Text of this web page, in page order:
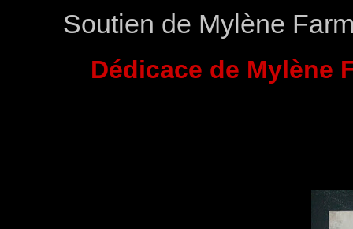
Soutien de Mylène
Dédicace de Mylène